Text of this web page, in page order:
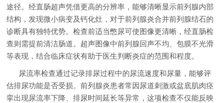
途径。经直肠超声凭借更高的分辨率，能够清晰显示前列腺内部
结构，发现微小病变及钙化灶，对于前列腺炎合并前列腺结石的
诊断具有独特优势。检查前适当憋尿可使图像更清晰，经直肠检
查则需提前清洁肠道。超声图像中前列腺回声不均、包膜不光滑
等表现，结合临床症状有助于医生判断炎症的范围和程度。
尿流率检查通过记录排尿过程中的尿流速度和尿量，能够评
估排尿功能是否受损。前列腺炎患者常因尿道刺激或盆底肌肉痉
挛出现尿流率下降、排尿时间延长等异常，这项检查不仅能反映